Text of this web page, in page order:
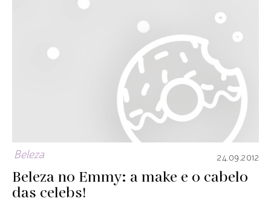
Beleza 24.09.2012
Beleza no Emmy: a make e o cabelo
das celebs!